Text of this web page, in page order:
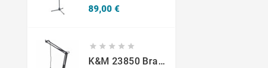
89,00 €
    
K&M 23850 Bras Articulé Pour Studio Ou Radio